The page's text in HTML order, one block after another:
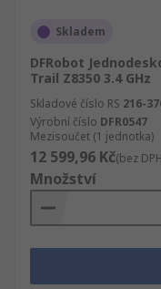
Skladem
DFRobot
Trail Z8350 3.4 GHz
Skladové číslo RS 216-
Výrobní číslo DFR0547
Mezisoučet (1 jednotka)
12 599,96 Kč(bez
Množství